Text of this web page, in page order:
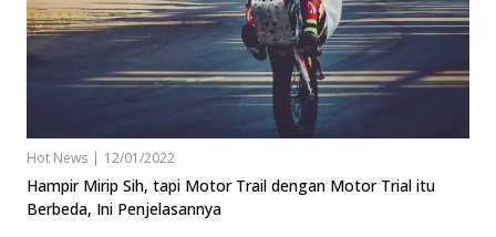
Hot News | 12/01/2022
Hampir Mirip Sih, tapi Motor Trail dengan Motor Trial itu
Berbeda, Ini Penjelasannya